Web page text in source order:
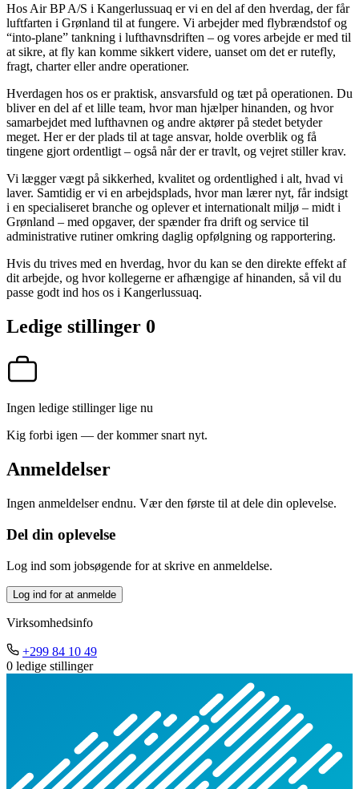
Hos Air BP A/S i Kangerlussuaq er vi en del af den hverdag, der får
luftfarten i Grønland til at fungere. Vi arbejder med flybrændstof og
“into-plane” tankning i lufthavnsdriften – og vores arbejde er med til
at sikre, at fly kan komme sikkert videre, uanset om det er rutefly,
fragt, charter eller andre operationer.
Hverdagen hos os er praktisk, ansvarsfuld og tæt på operationen. Du
bliver en del af et lille team, hvor man hjælper hinanden, og hvor
samarbejdet med lufthavnen og andre aktører på stedet betyder
meget. Her er der plads til at tage ansvar, holde overblik og få
tingene gjort ordentligt – også når der er travlt, og vejret stiller krav.
Vi lægger vægt på sikkerhed, kvalitet og ordentlighed i alt, hvad vi
laver. Samtidig er vi en arbejdsplads, hvor man lærer nyt, får indsigt
i en specialiseret branche og oplever et internationalt miljø – midt i
Grønland – med opgaver, der spænder fra drift og service til
administrative rutiner omkring daglig opfølgning og rapportering.
Hvis du trives med en hverdag, hvor du kan se den direkte effekt af
dit arbejde, og hvor kollegerne er afhængige af hinanden, så vil du
passe godt ind hos os i Kangerlussuaq.
Ledige stillinger 0
Ingen ledige stillinger lige nu
Kig forbi igen — der kommer snart nyt.
Anmeldelser
Ingen anmeldelser endnu. Vær den første til at dele din oplevelse.
Del din oplevelse
Log ind som jobsøgende for at skrive en anmeldelse.
Log ind for at anmelde
Virksomhedsinfo
+299 84 10 49
0 ledige stillinger